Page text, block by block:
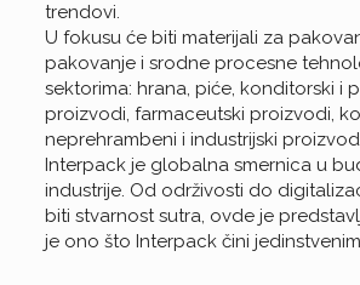
trendovi.
U fokusu će biti materijali za
pakovanje i srodne procesne
sektorima: hrana, piće, konditorski i
proizvodi, farmaceutski proizvodi,
neprehrambeni i industrijski
Interpack je globalna smernica u
industrije. Od održivosti do
biti stvarnost sutra, ovde je
je ono što Interpack čini